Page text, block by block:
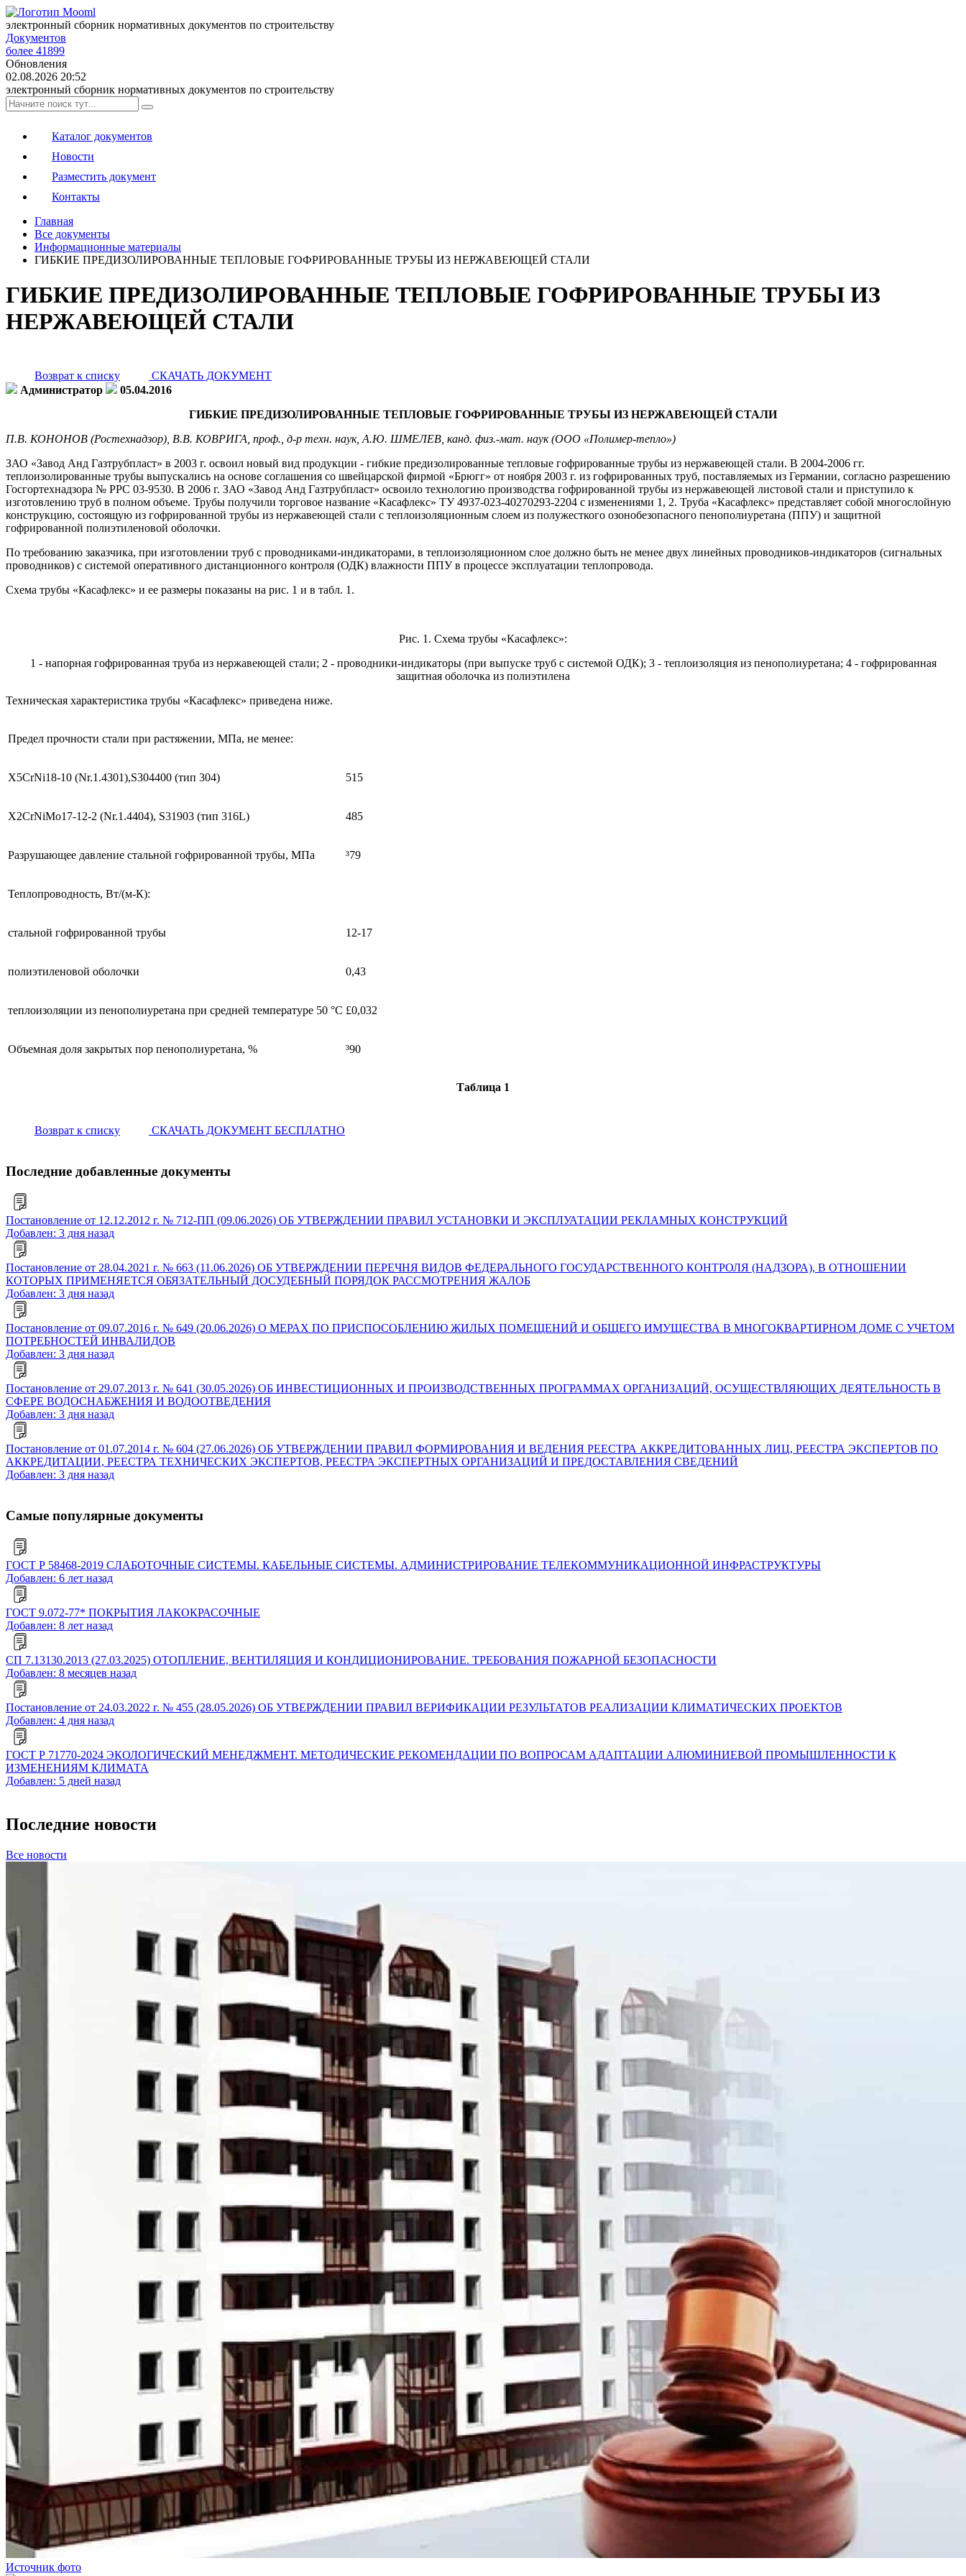
электронный сборник нормативных документов по строительству
Документов
более 41899
Обновления
02.08.2026 20:52
электронный сборник нормативных документов по строительству
Каталог документов
Новости
Разместить документ
Контакты
Главная
Все документы
Информационные материалы
ГИБКИЕ ПРЕДИЗОЛИРОВАННЫЕ ТЕПЛОВЫЕ ГОФРИРОВАННЫЕ ТРУБЫ ИЗ НЕРЖАВЕЮЩЕЙ СТАЛИ
ГИБКИЕ ПРЕДИЗОЛИРОВАННЫЕ ТЕПЛОВЫЕ ГОФРИРОВАННЫЕ ТРУБЫ ИЗ
НЕРЖАВЕЮЩЕЙ СТАЛИ
Возврат к списку
СКАЧАТЬ ДОКУМЕНТ
Администратор
05.04.2016
ГИБКИЕ ПРЕДИЗОЛИРОВАННЫЕ ТЕПЛОВЫЕ ГОФРИРОВАННЫЕ ТРУБЫ ИЗ НЕРЖАВЕЮЩЕЙ СТАЛИ
П.В. КОНОНОВ (Ростехнадзор), В.В. КОВРИГА, проф., д-р техн. наук, А.Ю. ШМЕЛЕВ, канд. физ.-мат. наук (ООО «Полимер-тепло»)
ЗАО «Завод Анд Газтрубпласт» в 2003 г. освоил новый вид продукции - гибкие предизолированные тепловые гофрированные трубы из нержавеющей стали. В 2004-2006 гг.
теплоизолированные трубы выпускались на основе соглашения со швейцарской фирмой «Брюгг» от ноября 2003 г. из гофрированных труб, поставляемых из Германии, согласно разрешению
Госгортехнадзора № РРС 03-9530. В 2006 г. ЗАО «Завод Анд Газтрубпласт» освоило технологию производства гофрированной трубы из нержавеющей листовой стали и приступило к
изготовлению труб в полном объеме. Трубы получили торговое название «Касафлекс» ТУ 4937-023-40270293-2204 с изменениями 1, 2. Труба «Касафлекс» представляет собой многослойную
конструкцию, состоящую из гофрированной трубы из нержавеющей стали с теплоизоляционным слоем из полужесткого озонобезопасного пенополиуретана (ППУ) и защитной
гофрированной полиэтиленовой оболочки.
По требованию заказчика, при изготовлении труб с проводниками-индикаторами, в теплоизоляционном слое должно быть не менее двух линейных проводников-индикаторов (сигнальных
проводников) с системой оперативного дистанционного контроля (ОДК) влажности ППУ в процессе эксплуатации теплопровода.
Схема трубы «Касафлекс» и ее размеры показаны на рис. 1 и в табл. 1.
Рис. 1. Схема трубы «Касафлекс»:
1 - напорная гофрированная труба из нержавеющей стали; 2 - проводники-индикаторы (при выпуске труб с системой ОДК); 3 - теплоизоляция из пенополиуретана; 4 - гофрированная
защитная оболочка из полиэтилена
Техническая характеристика трубы «Касафлекс» приведена ниже.
Предел прочности стали при растяжении, МПа, не менее:
X5CrNi18-10 (Nr.1.4301),S304400 (тип 304) 515
X2CrNiMo17-12-2 (Nr.1.4404), S31903 (тип 316L) 485
Разрушающее давление стальной гофрированной трубы, МПа ³79
Теплопроводность, Вт/(м-К):
стальной гофрированной трубы 12-17
полиэтиленовой оболочки 0,43
теплоизоляции из пенополиуретана при средней температуре 50 °С £0,032
Объемная доля закрытых пор пенополиуретана, % ³90
Таблица 1
Возврат к списку СКАЧАТЬ ДОКУМЕНТ БЕСПЛАТНО
Последние добавленные документы
Постановление от 12.12.2012 г. № 712-ПП (09.06.2026) ОБ УТВЕРЖДЕНИИ ПРАВИЛ УСТАНОВКИ И ЭКСПЛУАТАЦИИ РЕКЛАМНЫХ КОНСТРУКЦИЙ
Добавлен: 3 дня назад
Постановление от 28.04.2021 г. № 663 (11.06.2026) ОБ УТВЕРЖДЕНИИ ПЕРЕЧНЯ ВИДОВ ФЕДЕРАЛЬНОГО ГОСУДАРСТВЕННОГО КОНТРОЛЯ (НАДЗОРА), В ОТНОШЕНИИ
КОТОРЫХ ПРИМЕНЯЕТСЯ ОБЯЗАТЕЛЬНЫЙ ДОСУДЕБНЫЙ ПОРЯДОК РАССМОТРЕНИЯ ЖАЛОБ
Добавлен: 3 дня назад
Постановление от 09.07.2016 г. № 649 (20.06.2026) О МЕРАХ ПО ПРИСПОСОБЛЕНИЮ ЖИЛЫХ ПОМЕЩЕНИЙ И ОБЩЕГО ИМУЩЕСТВА В МНОГОКВАРТИРНОМ ДОМЕ С УЧЕТОМ
ПОТРЕБНОСТЕЙ ИНВАЛИДОВ
Добавлен: 3 дня назад
Постановление от 29.07.2013 г. № 641 (30.05.2026) ОБ ИНВЕСТИЦИОННЫХ И ПРОИЗВОДСТВЕННЫХ ПРОГРАММАХ ОРГАНИЗАЦИЙ, ОСУЩЕСТВЛЯЮЩИХ ДЕЯТЕЛЬНОСТЬ В
СФЕРЕ ВОДОСНАБЖЕНИЯ И ВОДООТВЕДЕНИЯ
Добавлен: 3 дня назад
Постановление от 01.07.2014 г. № 604 (27.06.2026) ОБ УТВЕРЖДЕНИИ ПРАВИЛ ФОРМИРОВАНИЯ И ВЕДЕНИЯ РЕЕСТРА АККРЕДИТОВАННЫХ ЛИЦ, РЕЕСТРА ЭКСПЕРТОВ ПО
АККРЕДИТАЦИИ, РЕЕСТРА ТЕХНИЧЕСКИХ ЭКСПЕРТОВ, РЕЕСТРА ЭКСПЕРТНЫХ ОРГАНИЗАЦИЙ И ПРЕДОСТАВЛЕНИЯ СВЕДЕНИЙ
Добавлен: 3 дня назад
Самые популярные документы
ГОСТ Р 58468-2019 СЛАБОТОЧНЫЕ СИСТЕМЫ. КАБЕЛЬНЫЕ СИСТЕМЫ. АДМИНИСТРИРОВАНИЕ ТЕЛЕКОММУНИКАЦИОННОЙ ИНФРАСТРУКТУРЫ
Добавлен: 6 лет назад
ГОСТ 9.072-77* ПОКРЫТИЯ ЛАКОКРАСОЧНЫЕ
Добавлен: 8 лет назад
СП 7.13130.2013 (27.03.2025) ОТОПЛЕНИЕ, ВЕНТИЛЯЦИЯ И КОНДИЦИОНИРОВАНИЕ. ТРЕБОВАНИЯ ПОЖАРНОЙ БЕЗОПАСНОСТИ
Добавлен: 8 месяцев назад
Постановление от 24.03.2022 г. № 455 (28.05.2026) ОБ УТВЕРЖДЕНИИ ПРАВИЛ ВЕРИФИКАЦИИ РЕЗУЛЬТАТОВ РЕАЛИЗАЦИИ КЛИМАТИЧЕСКИХ ПРОЕКТОВ
Добавлен: 4 дня назад
ГОСТ Р 71770-2024 ЭКОЛОГИЧЕСКИЙ МЕНЕДЖМЕНТ. МЕТОДИЧЕСКИЕ РЕКОМЕНДАЦИИ ПО ВОПРОСАМ АДАПТАЦИИ АЛЮМИНИЕВОЙ ПРОМЫШЛЕННОСТИ К
ИЗМЕНЕНИЯМ КЛИМАТА
Добавлен: 5 дней назад
Последние новости
Все новости
Источник фото